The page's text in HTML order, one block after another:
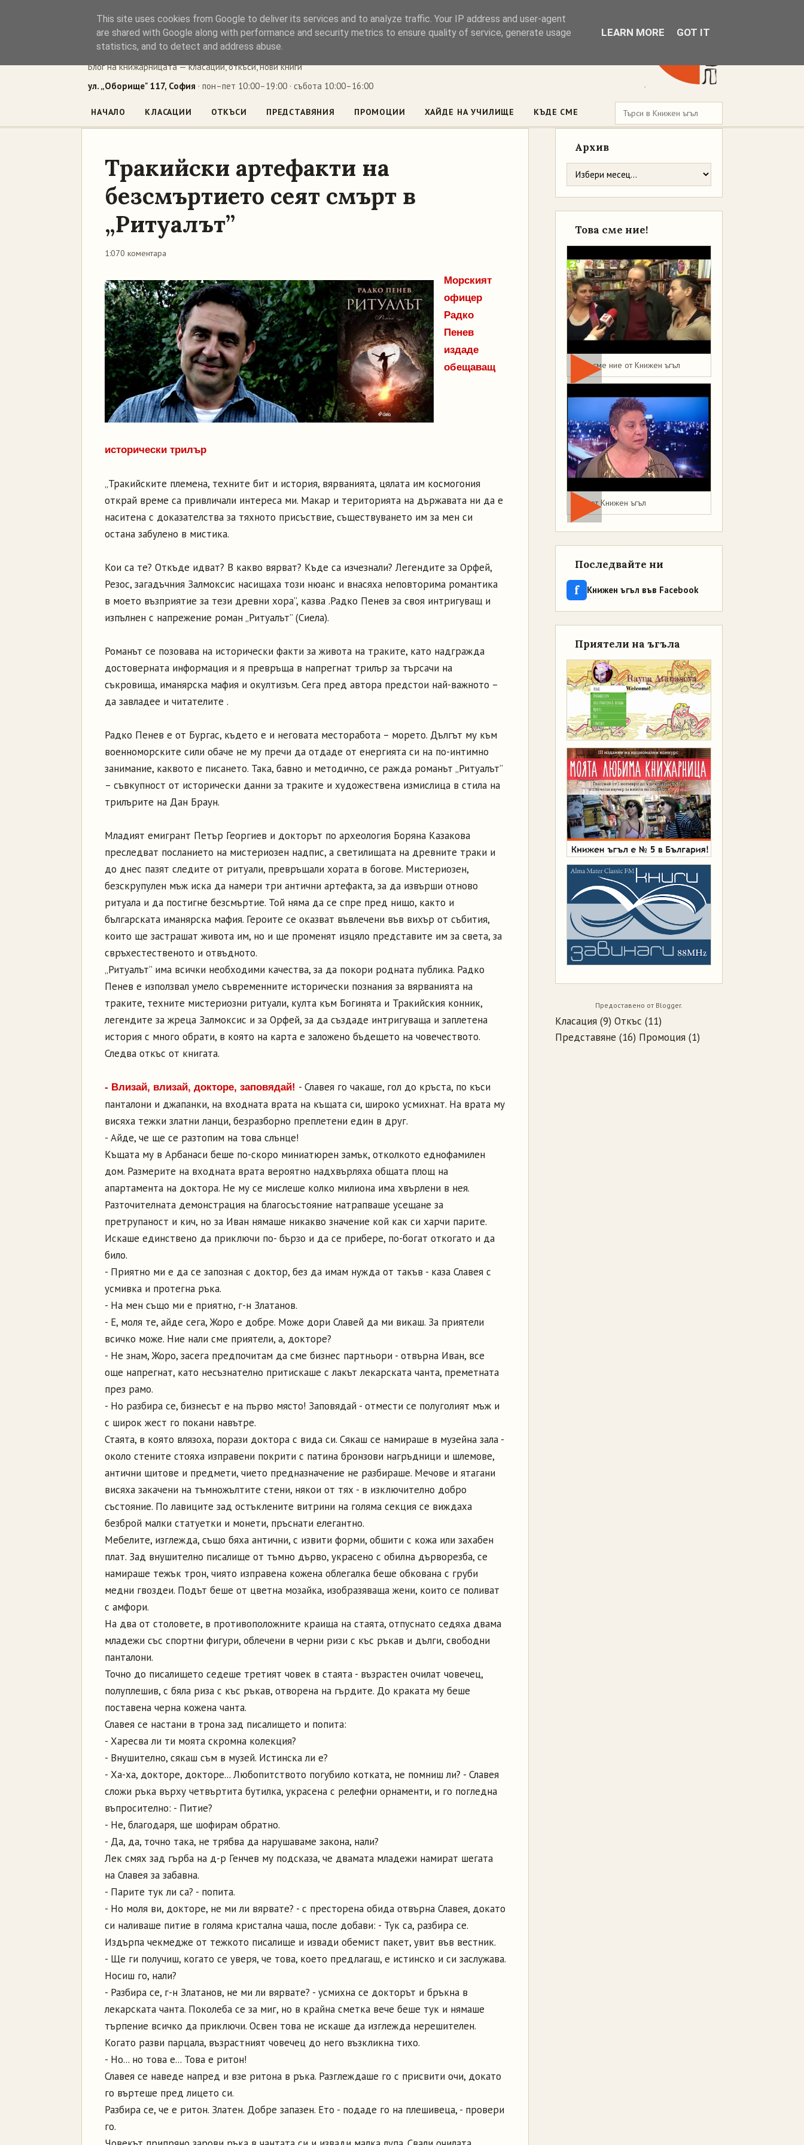
Книжен ъгъл
Блог на книжарницата — класации, откъси, нови книги
ул. „Оборище" 117, София · пон–пет 10:00–19:00 · събота 10:00–16:00
НАЧАЛО КЛАСАЦИИ ОТКЪСИ ПРЕДСТАВЯНИЯ ПРОМОЦИИ ХАЙДЕ НА УЧИЛИЩЕ КЪДЕ СМЕ
Тракийски артефакти на
безсмъртието сеят смърт в
„Ритуалът”
1:070 коментара
Морският
офицер
Радко
Пенев
издаде
обещаващ
исторически трилър
„Тракийските племена, техните бит и история, вярванията, цялата им космогония
открай време са привличали интереса ми. Макар и територията на държавата ни да е
наситена с доказателства за тяхното присъствие, съществуването им за мен си
остана забулено в мистика.
Кои са те? Откъде идват? В какво вярват? Къде са изчезнали? Легендите за Орфей,
Резос, загадъчния Залмоксис насищаха този нюанс и внасяха неповторима романтика
в моето възприятие за тези древни хора”, казва .Радко Пенев за своя интригуващ и
изпълнен с напрежение роман „Ритуалът” (Сиела).
Романът се позовава на исторически факти за живота на траките, като надгражда
достоверната информация и я превръща в напрегнат трилър за търсачи на
съкровища, иманярска мафия и окултизъм. Сега пред автора предстои най-важното –
да завладее и читателите .
Радко Пенев е от Бургас, където е и неговата месторабота – морето. Дългът му към
военноморските сили обаче не му пречи да отдаде от енергията си на по-интимно
занимание, каквото е писането. Така, бавно и методично, се ражда романът „Ритуалът”
– съвкупност от исторически данни за траките и художествена измислица в стила на
трилърите на Дан Браун.
Младият емигрант Петър Георгиев и докторът по археология Боряна Казакова
преследват посланието на мистериозен надпис, а светилищата на древните траки и
до днес пазят следите от ритуали, превръщали хората в богове. Мистериозен,
безскрупулен мъж иска да намери три антични артефакта, за да извърши отново
ритуала и да постигне безсмъртие. Той няма да се спре пред нищо, както и
българската иманярска мафия. Героите се оказват въвлечени във вихър от събития,
които ще застрашат живота им, но и ще променят изцяло представите им за света, за
свръхестественото и отвъдното.
„Ритуалът” има всички необходими качества, за да покори родната публика. Радко
Пенев е използвал умело съвременните исторически познания за вярванията на
траките, техните мистериозни ритуали, култа към Богинята и Тракийския конник,
легендите за жреца Залмоксис и за Орфей, за да създаде интригуваща и заплетена
история с много обрати, в която на карта е заложено бъдещето на човечеството.
Следва откъс от книгата.
- Влизай, влизай, докторе, заповядай! - Славея го чакаше, гол до кръста, по къси
панталони и джапанки, на входната врата на къщата си, широко усмихнат. На врата му
висяха тежки златни ланци, безразборно преплетени един в друг.
- Айде, че ще се разтопим на това слънце!
Къщата му в Арбанаси беше по-скоро миниатюрен замък, отколкото еднофамилен
дом. Размерите на входната врата вероятно надхвърляха общата площ на
апартамента на доктора. Не му се мислеше колко милиона има хвърлени в нея.
Разточителната демонстрация на благосъстояние натрапваше усещане за
претрупаност и кич, но за Иван нямаше никакво значение кой как си харчи парите.
Искаше единствено да приключи по- бързо и да се прибере, по-богат откогато и да
било.
- Приятно ми е да се запозная с доктор, без да имам нужда от такъв - каза Славея с
усмивка и протегна ръка.
- На мен също ми е приятно, г-н Златанов.
- Е, моля те, айде сега, Жоро е добре. Може дори Славей да ми викаш. За приятели
всичко може. Ние нали сме приятели, а, докторе?
- Не знам, Жоро, засега предпочитам да сме бизнес партньори - отвърна Иван, все
още напрегнат, като несъзнателно притискаше с лакът лекарската чанта, преметната
през рамо.
- Но разбира се, бизнесът е на първо място! Заповядай - отмести се полуголият мъж и
с широк жест го покани навътре.
Стаята, в която влязоха, порази доктора с вида си. Сякаш се намираше в музейна зала -
около стените стояха изправени покрити с патина бронзови нагръдници и шлемове,
антични щитове и предмети, чието предназначение не разбираше. Мечове и ятагани
висяха закачени на тъмножълтите стени, някои от тях - в изключително добро
състояние. По лавиците зад остъклените витрини на голяма секция се виждаха
безброй малки статуетки и монети, пръснати елегантно.
Мебелите, изглежда, също бяха антични, с извити форми, обшити с кожа или захабен
плат. Зад внушително писалище от тъмно дърво, украсено с обилна дърворезба, се
намираше тежък трон, чиято изправена кожена облегалка беше обкована с груби
медни гвоздеи. Подът беше от цветна мозайка, изобразяваща жени, които се поливат
с амфори.
На два от столовете, в противоположните краища на стаята, отпуснато седяха двама
младежи със спортни фигури, облечени в черни ризи с къс ръкав и дълги, свободни
панталони.
Точно до писалището седеше третият човек в стаята - възрастен очилат човечец,
полуплешив, с бяла риза с къс ръкав, отворена на гърдите. До краката му беше
поставена черна кожена чанта.
Славея се настани в трона зад писалището и попита:
- Харесва ли ти моята скромна колекция?
- Внушително, сякаш съм в музей. Истинска ли е?
- Ха-ха, докторе, докторе... Любопитството погубило котката, не помниш ли? - Славея
сложи ръка върху четвъртита бутилка, украсена с релефни орнаменти, и го погледна
въпросително: - Питие?
- Не, благодаря, ще шофирам обратно.
- Да, да, точно така, не трябва да нарушаваме закона, нали?
Лек смях зад гърба на д-р Генчев му подсказа, че двамата младежи намират шегата
на Славея за забавна.
- Парите тук ли са? - попита.
- Но моля ви, докторе, не ми ли вярвате? - с престорена обида отвърна Славея, докато
си наливаше питие в голяма кристална чаша, после добави: - Тук са, разбира се.
Издърпа чекмедже от тежкото писалище и извади обемист пакет, увит във вестник.
- Ще ги получиш, когато се уверя, че това, което предлагаш, е истинско и си заслужава.
Носиш го, нали?
- Разбира се, г-н Златанов, не ми ли вярвате? - усмихна се докторът и бръкна в
лекарската чанта. Поколеба се за миг, но в крайна сметка вече беше тук и нямаше
търпение всичко да приключи. Освен това не искаше да изглежда нерешителен.
Когато разви парцала, възрастният човечец до него възкликна тихо.
- Но... но това е... Това е ритон!
Славея се наведе напред и взе ритона в ръка. Разглеждаше го с присвити очи, докато
го въртеше пред лицето си.
Разбира се, че е ритон. Златен. Добре запазен. Ето - подаде го на плешивеца, - провери
го.
Архив
Това сме ние!
Това сме ние от Книжен ъгъл
Мая от Книжен ъгъл
Последвайте ни
f Книжен ъгъл във Facebook
Приятели на ъгъла
Предоставено от Blogger.
Класация (9) Откъс (11)
Представяне (16) Промоция (1)
This site uses cookies from Google to deliver its services and to analyze traffic. Your IP address and user-agent
are shared with Google along with performance and security metrics to ensure quality of service, generate usage
statistics, and to detect and address abuse.
LEARN MORE GOT IT